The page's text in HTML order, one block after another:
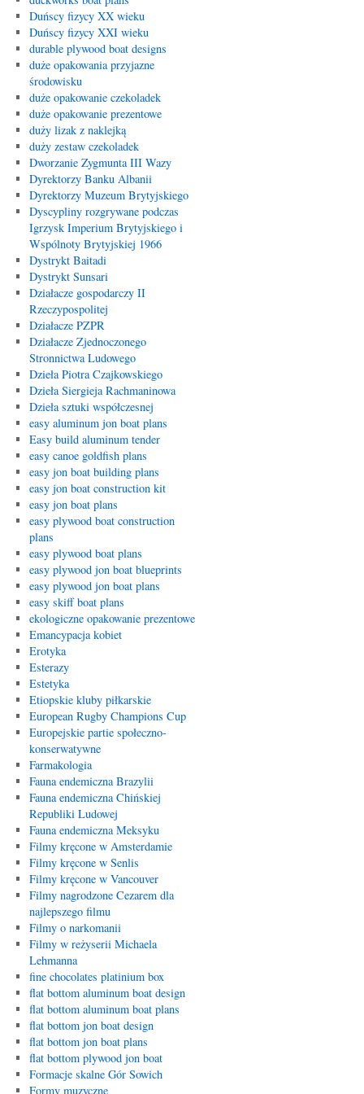
Duńscy fizycy XX wieku
Duńscy fizycy XXI wieku
durable plywood boat designs
duże opakowania przyjazne
środowisku
duże opakowanie czekoladek
duże opakowanie prezentowe
duży lizak z naklejką
duży zestaw czekoladek
Dworzanie Zygmunta III Wazy
Dyrektorzy Banku Albanii
Dyrektorzy Muzeum Brytyjskiego
Dyscypliny rozgrywane podczas
Igrzysk Imperium Brytyjskiego i
Wspólnoty Brytyjskiej 1966
Dystrykt Baitadi
Dystrykt Sunsari
Działacze gospodarczy II
Rzeczypospolitej
Działacze PZPR
Działacze Zjednoczonego
Stronnictwa Ludowego
Dzieła Piotra Czajkowskiego
Dzieła Siergieja Rachmaninowa
Dzieła sztuki współczesnej
easy aluminum jon boat plans
Easy build aluminum tender
easy canoe goldfish plans
easy jon boat building plans
easy jon boat construction kit
easy jon boat plans
easy plywood boat construction
plans
easy plywood boat plans
easy plywood jon boat blueprints
easy plywood jon boat plans
easy skiff boat plans
ekologiczne opakowanie prezentowe
Emancypacja kobiet
Erotyka
Esterazy
Estetyka
Etiopskie kluby piłkarskie
European Rugby Champions Cup
Europejskie partie społeczno-
konserwatywne
Farmakologia
Fauna endemiczna Brazylii
Fauna endemiczna Chińskiej
Republiki Ludowej
Fauna endemiczna Meksyku
Filmy kręcone w Amsterdamie
Filmy kręcone w Senlis
Filmy kręcone w Vancouver
Filmy nagrodzone Cezarem dla
najlepszego filmu
Filmy o narkomanii
Filmy w reżyserii Michaela
Lehmanna
fine chocolates platinium box
flat bottom aluminum boat design
flat bottom aluminum boat plans
flat bottom jon boat design
flat bottom jon boat plans
flat bottom plywood jon boat
Formacje skalne Gór Sowich
Formy muzyczne